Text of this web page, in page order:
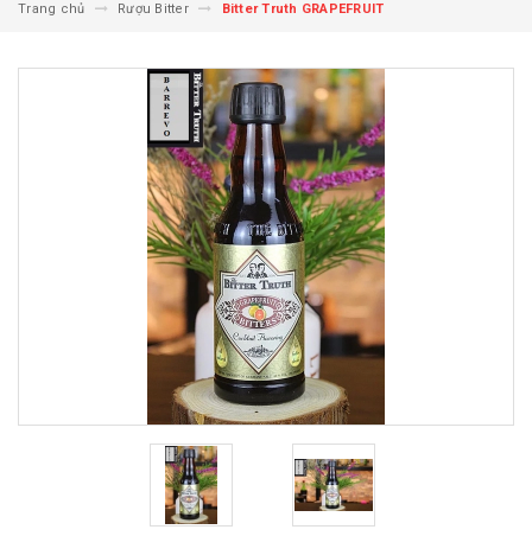
Trang chủ Rượu Bitter Bitter Truth GRAPEFRUIT